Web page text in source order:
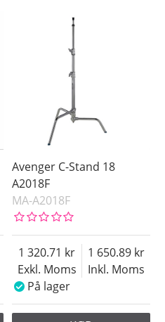
Avenger C-Stand 18
A2018F
MA-A2018F
Exkl. Moms
1 320.71
Inkl. Moms
1 650.89
På lager